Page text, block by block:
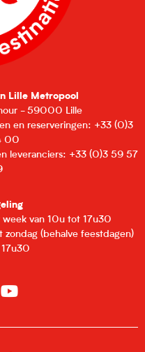
Lille Metropool
- 59000 Lille
en reserveringen: +33 (0)3
00
leveranciers: +33 (0)3 59 57
van 10u tot 17u30
zondag (behalve feestdagen)